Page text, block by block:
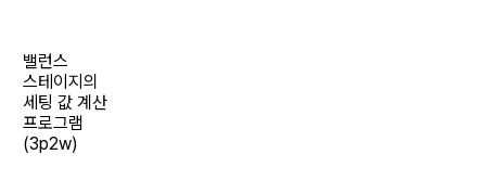
밸런스
스테이지의
세팅 값 계산
프로그램
(3p2w)